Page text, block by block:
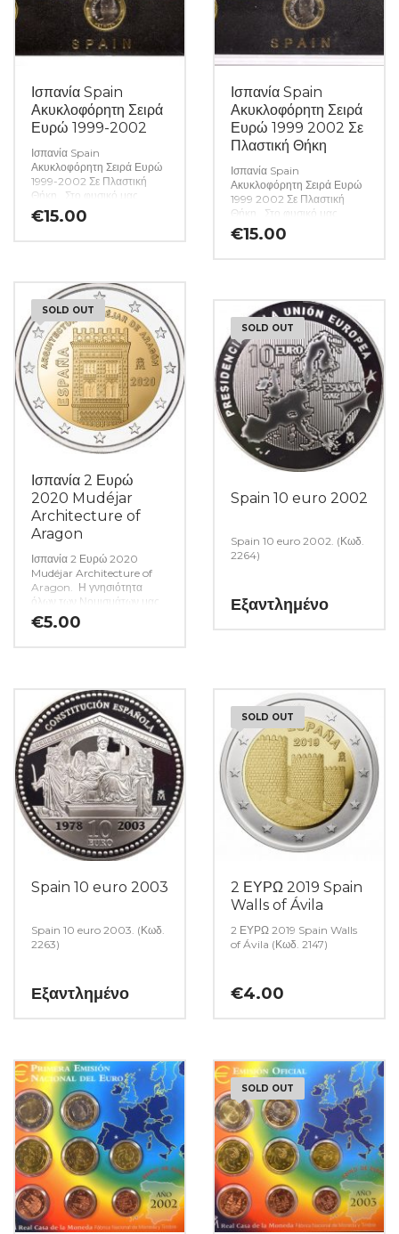
Ισπανία Spain
Ακυκλοφόρητη Σειρά
Ευρώ 1999-2002
Ισπανία Spain
Ακυκλοφόρητη Σειρά Ευρώ
1999-2002 Σε Πλαστική
Θήκη. Στο φυσικό μας
κατάστημα θα βρείτε μεγάλη
ποικιλία ελληνικών και ξένων
αναλώσιμα για την συλλογή
σας.(Κωδ. 5308)
€15.00
Ισπανία Spain
Ακυκλοφόρητη Σειρά
Ευρώ 1999 2002 Σε
Πλαστική Θήκη
Ισπανία Spain
Ακυκλοφόρητη Σειρά Ευρώ
1999 2002 Σε Πλαστική
Θήκη. Στο φυσικό μας
κατάστημα θα βρείτε μεγάλη
ποικιλία ελληνικών και ξένων
αναλώσιμα για την συλλογή
σας.(Κωδ. 5138)
€15.00
SOLD OUT
Ισπανία 2 Ευρώ
2020 Mudéjar
Architecture of
Aragon
Ισπανία 2 Ευρώ 2020
Mudéjar Architecture of
Aragon. Η γνησιότητα
όλων των Νομισμάτων μας
είναι εγγυημένη εφ όρου
ζωής ενώ τυχόν
€5.00
SOLD OUT
Spain 10 euro 2002
Spain 10 euro 2002. (Κωδ.
2264)
Εξαντλημένο
Spain 10 euro 2003
Spain 10 euro 2003. (Κωδ.
2263)
Εξαντλημένο
SOLD OUT
2 ΕΥΡΩ 2019 Spain
Walls of Ávila
2 ΕΥΡΩ 2019 Spain Walls
of Ávila (Κωδ. 2147)
€4.00
SOLD OUT